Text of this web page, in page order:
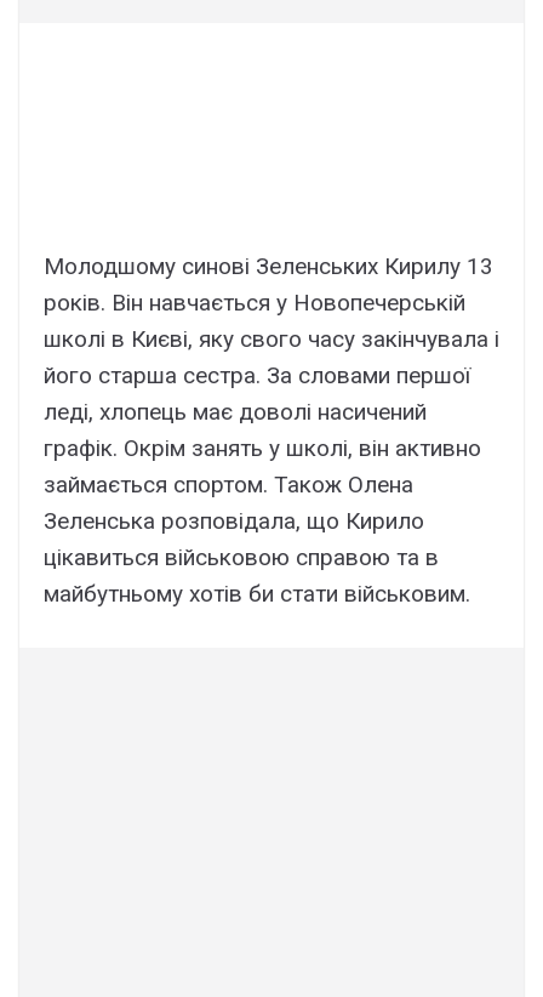
Молодшому синові Зеленських Кирилу 13
років. Він навчається у Новопечерській
школі в Києві, яку свого часу закінчувала і
його старша сестра. За словами першої
леді, хлопець має доволі насичений
графік. Окрім занять у школі, він активно
займається спортом. Також Олена
Зеленська розповідала, що Кирило
цікавиться військовою справою та в
майбутньому хотів би стати військовим.